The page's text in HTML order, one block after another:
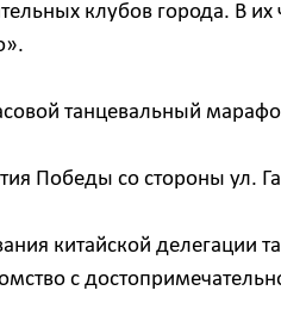
клубов города. В
танцевальный
Победы со стороны ул.
китайской делегации
с